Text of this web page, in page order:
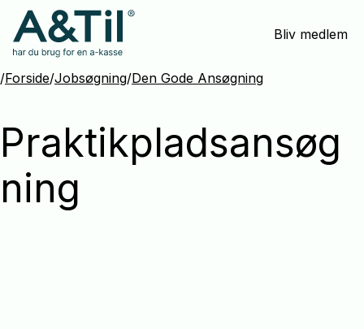
Spring
menu
over
og
indhold
Bliv medlem
/Forside/Jobsøgning/Den Gode Ansøgning
Praktikpladsansøg
ning